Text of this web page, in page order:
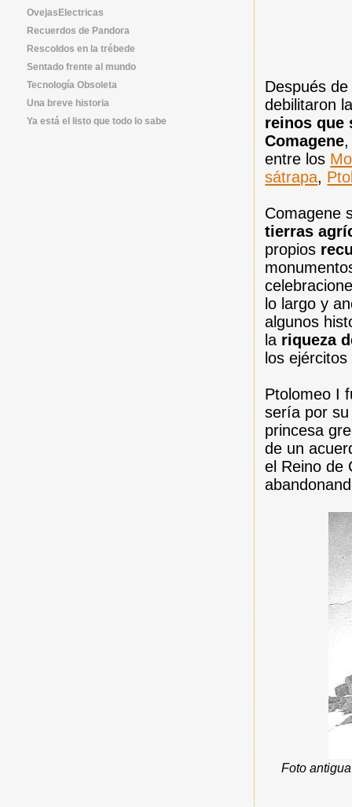
Después
debilitaron
reinos que
Comagene
entre los
sátrapa,
Comagene
tierras
propios
lo largo y
algunos
la riqueza
los
Ptolomeo I
sería por
princesa
de un
el Reino de
Foto
OvejasElectricas
Recuerdos de Pandora
Rescoldos en la trébede
Sentado frente al mundo
Tecnología Obsoleta
Una breve historia
Ya está el listo que todo lo sabe